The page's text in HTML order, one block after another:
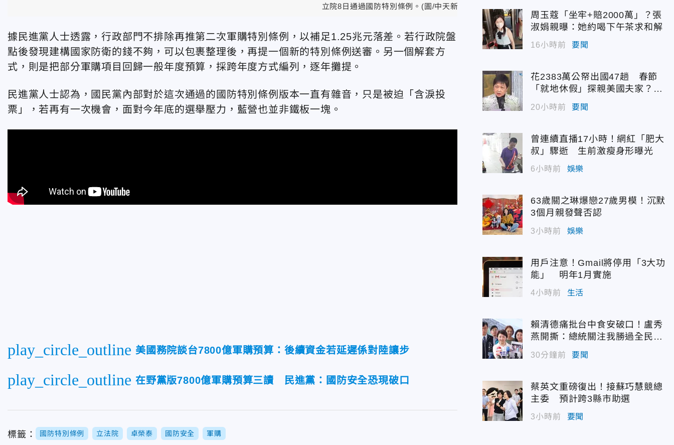
立院8日通過國防特別條例。(圖/中天新聞)
據民進黨人士透露，行政部門不排除再推第二次軍購特別條例，以補足1.25兆元落差。若行政院盤
點後發現建構國家防衛的錢不夠，可以包裹整理後，再提一個新的特別條例送審。另一個解套方
式，則是把部分軍購項目回歸一般年度預算，採跨年度方式編列，逐年攤提。
民進黨人士認為，國民黨內部對於這次通過的國防特別條例版本一直有雜音，只是被迫「含淚投
票」，若再有一次機會，面對今年底的選舉壓力，藍營也並非鐵板一塊。
play_circle_outline 美國務院談台7800億軍購預算：後續資金若延遲係對陸讓步
play_circle_outline 在野黨版7800億軍購預算三讀 民進黨：國防安全恐現破口
標籤： 國防特別條例 立法院 卓榮泰 國防安全 軍購
周玉蔻「坐牢+賠2000萬」？張
淑娟親曝：她約喝下午茶求和解
16小時前 要聞
花2383萬公帑出國47趟 春節
「就地休假」探親美國夫家？徐
佳青回應了
20小時前 要聞
曾連續直播17小時！網紅「肥大
叔」驟逝 生前激瘦身形曝光
6小時前 娛樂
63歲關之琳爆戀27歲男模！沉默
3個月親發聲否認
3小時前 娛樂
用戶注意！Gmail將停用「3大功
能」 明年1月實施
4小時前 生活
賴清德痛批台中食安破口！盧秀
燕開撕：總統關注我勝過全民食
30分鐘前 要聞
蔡英文重磅復出！接蘇巧慧競總
主委 預計跨3縣市助選
3小時前 要聞